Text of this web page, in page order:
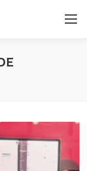
Menú
CONTACTO